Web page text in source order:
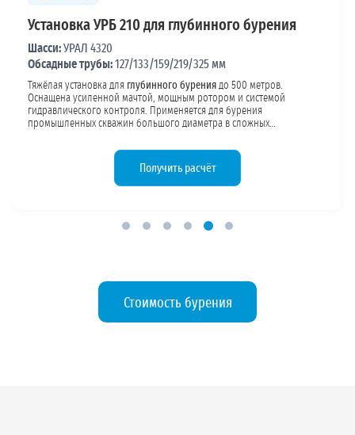
Буровая установка УРБ 3А3
Шасси:КамАЗ
Обсадные трубы:127/133/159/219/325 мм
Универсальная установка на полноприводном шасси КамАЗ.
Подходит для бурения вскальных грунтах, известняке, песчанике.
Высокая проходимость позволяет работать в удалённых районах без
дорог. Мощность двигателя обеспечивает бурение в твёрдых
объём водопотребления и геологию участка.
Получить расчёт
Стоимость бурения